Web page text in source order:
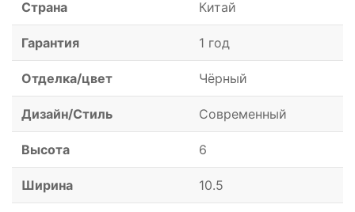
Страна Китай
Гарантия 1 год
Отделка/цвет Чёрный
Дизайн/Стиль Современный
Высота 6
Ширина 10.5